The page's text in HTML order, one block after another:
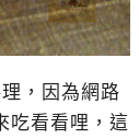
，因為網路
吃看看哩，這